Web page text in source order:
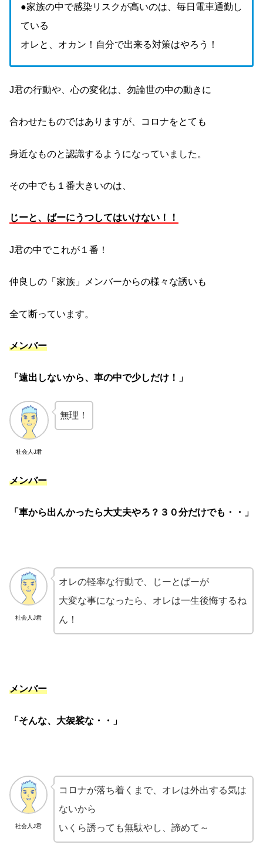
●家族の中で感染リスクが高いのは、毎日電車通勤し
ている
オレと、オカン！自分で出来る対策はやろう！
J君の行動や、心の変化は、勿論世の中の動きに
合わせたものではありますが、コロナをとても
身近なものと認識するようになっていました。
その中でも１番大きいのは、
じーと、ばーにうつしてはいけない！！
J君の中でこれが１番！
仲良しの「家族」メンバーからの様々な誘いも
全て断っています。
メンバー
「遠出しないから、車の中で少しだけ！」
社会人J君
無理！
メンバー
「車から出んかったら大丈夫やろ？３０分だけでも・・」
社会人J君
オレの軽率な行動で、じーとばーが
大変な事になったら、オレは一生後悔するね
ん！
メンバー
「そんな、大袈裟な・・」
社会人J君
コロナが落ち着くまで、オレは外出する気は
ないから
いくら誘っても無駄やし、諦めて～